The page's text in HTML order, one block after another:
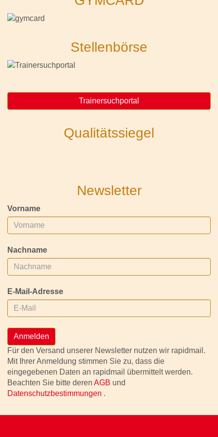
Stellenbörse
Trainersuchportal
Qualitätssiegel
Newsletter
Vorname
Nachname
E-Mail-Adresse
Anmelden
Für den Versand unserer Newsletter nutzen wir rapidmail.
Mit Ihrer Anmeldung stimmen Sie zu, dass die
eingegebenen Daten an rapidmail übermittelt werden.
Beachten Sie bitte deren AGB und
Datenschutzbestimmungen .